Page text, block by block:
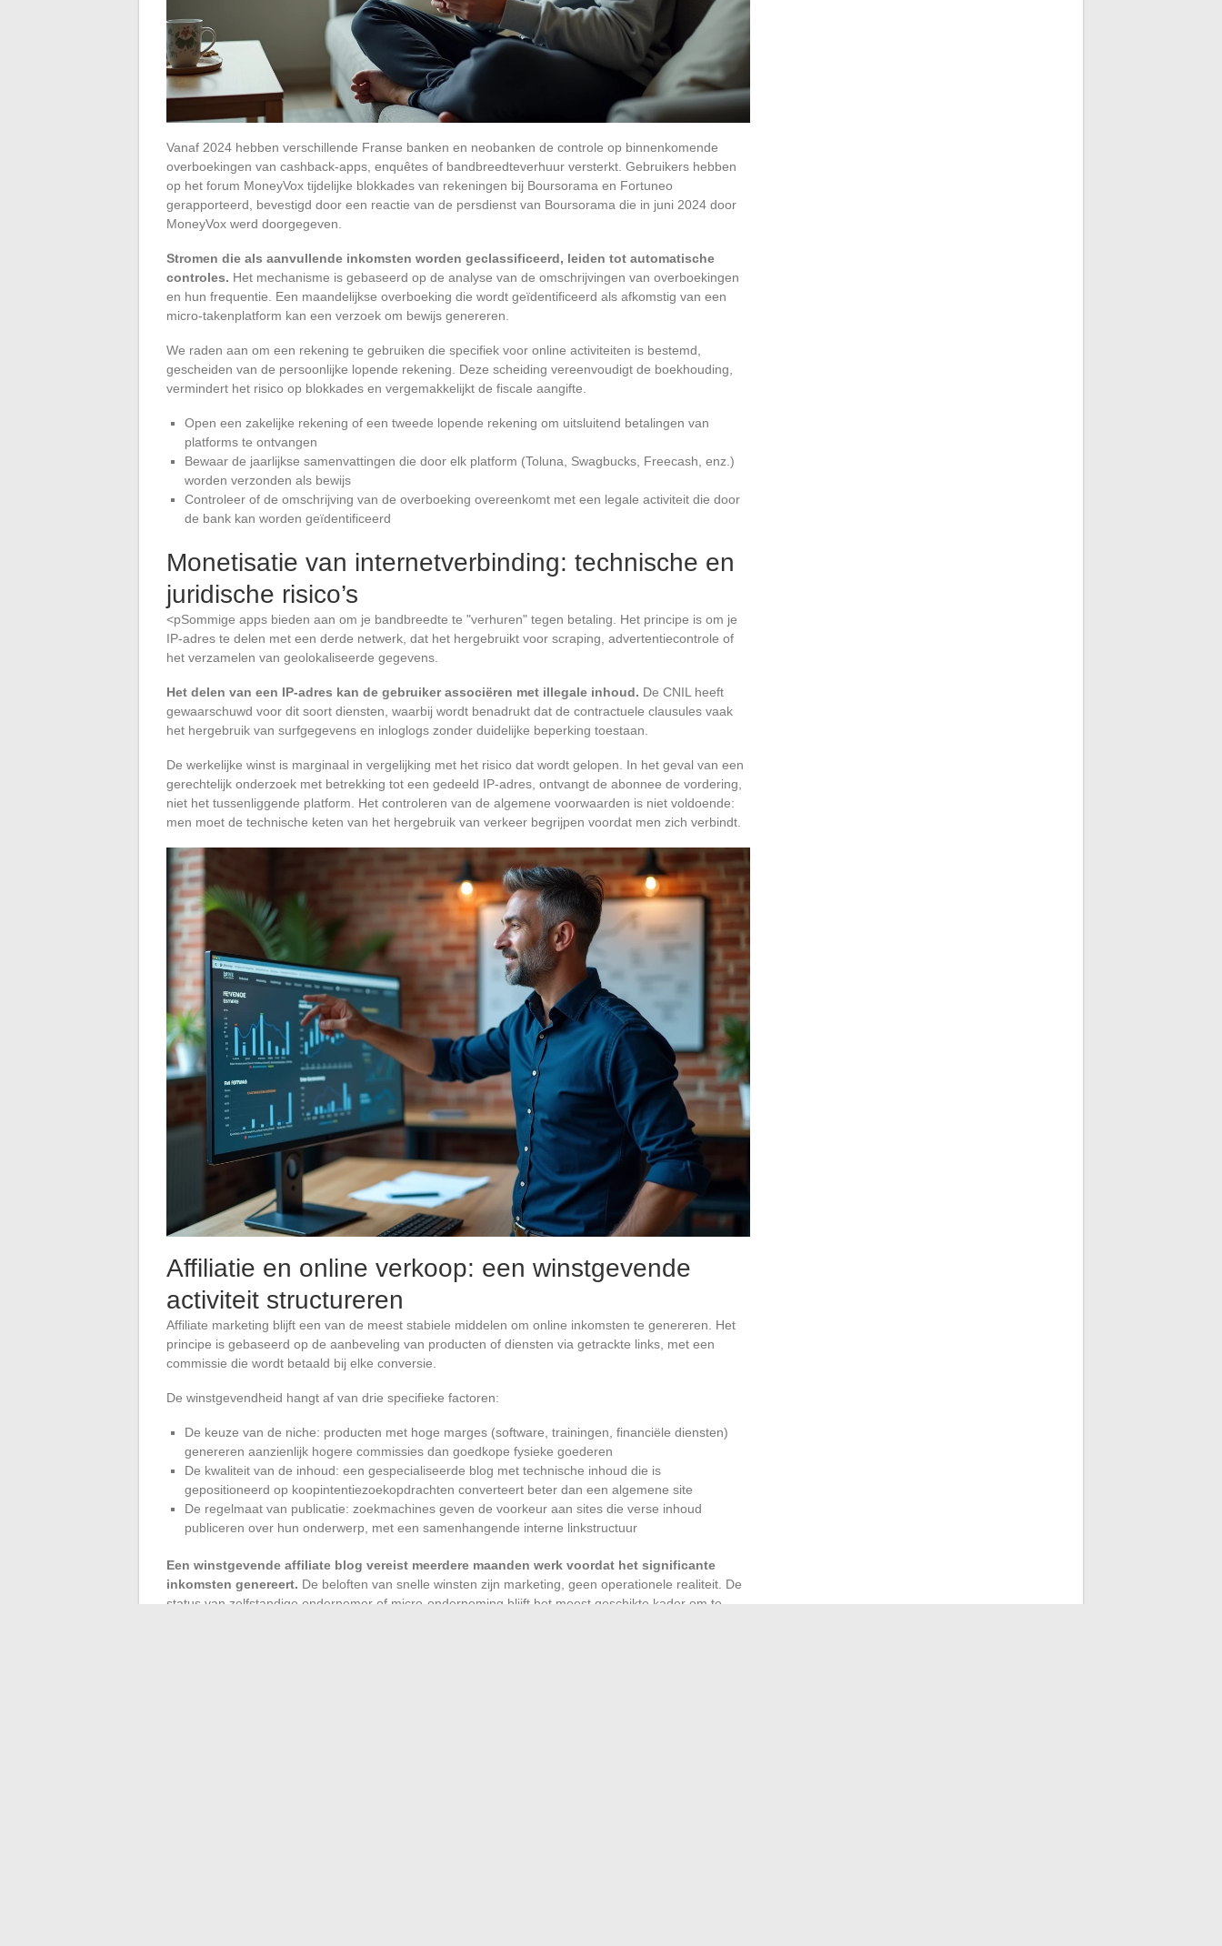
Vanaf 2024 hebben verschillende Franse banken en neobanken de controle op binnenkomende
overboekingen van cashback-apps, enquêtes of bandbreedteverhuur versterkt. Gebruikers hebben
op het forum MoneyVox tijdelijke blokkades van rekeningen bij Boursorama en Fortuneo
gerapporteerd, bevestigd door een reactie van de persdienst van Boursorama die in juni 2024 door
MoneyVox werd doorgegeven.
Stromen die als aanvullende inkomsten worden geclassificeerd, leiden tot automatische
controles. Het mechanisme is gebaseerd op de analyse van de omschrijvingen van overboekingen
en hun frequentie. Een maandelijkse overboeking die wordt geïdentificeerd als afkomstig van een
micro-takenplatform kan een verzoek om bewijs genereren.
We raden aan om een rekening te gebruiken die specifiek voor online activiteiten is bestemd,
gescheiden van de persoonlijke lopende rekening. Deze scheiding vereenvoudigt de boekhouding,
vermindert het risico op blokkades en vergemakkelijkt de fiscale aangifte.
Open een zakelijke rekening of een tweede lopende rekening om uitsluitend betalingen van
platforms te ontvangen
Bewaar de jaarlijkse samenvattingen die door elk platform (Toluna, Swagbucks, Freecash, enz.)
worden verzonden als bewijs
Controleer of de omschrijving van de overboeking overeenkomt met een legale activiteit die door
de bank kan worden geïdentificeerd
Monetisatie van internetverbinding: technische en
juridische risico’s
<pSommige apps bieden aan om je bandbreedte te "verhuren" tegen betaling. Het principe is om je
IP-adres te delen met een derde netwerk, dat het hergebruikt voor scraping, advertentiecontrole of
het verzamelen van geolokaliseerde gegevens.
Het delen van een IP-adres kan de gebruiker associëren met illegale inhoud. De CNIL heeft
gewaarschuwd voor dit soort diensten, waarbij wordt benadrukt dat de contractuele clausules vaak
het hergebruik van surfgegevens en inloglogs zonder duidelijke beperking toestaan.
De werkelijke winst is marginaal in vergelijking met het risico dat wordt gelopen. In het geval van een
gerechtelijk onderzoek met betrekking tot een gedeeld IP-adres, ontvangt de abonnee de vordering,
niet het tussenliggende platform. Het controleren van de algemene voorwaarden is niet voldoende:
men moet de technische keten van het hergebruik van verkeer begrijpen voordat men zich verbindt.
Affiliatie en online verkoop: een winstgevende
activiteit structureren
Affiliate marketing blijft een van de meest stabiele middelen om online inkomsten te genereren. Het
principe is gebaseerd op de aanbeveling van producten of diensten via getrackte links, met een
commissie die wordt betaald bij elke conversie.
De winstgevendheid hangt af van drie specifieke factoren:
De keuze van de niche: producten met hoge marges (software, trainingen, financiële diensten)
genereren aanzienlijk hogere commissies dan goedkope fysieke goederen
De kwaliteit van de inhoud: een gespecialiseerde blog met technische inhoud die is
gepositioneerd op koopintentiezoekopdrachten converteert beter dan een algemene site
De regelmaat van publicatie: zoekmachines geven de voorkeur aan sites die verse inhoud
publiceren over hun onderwerp, met een samenhangende interne linkstructuur
Een winstgevende affiliate blog vereist meerdere maanden werk voordat het significante
inkomsten genereert. De beloften van snelle winsten zijn marketing, geen operationele realiteit. De
status van zelfstandige ondernemer of micro-onderneming blijft het meest geschikte kader om te